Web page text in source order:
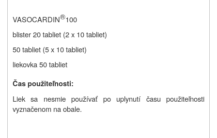
VASOCARDIN®100
blister 20 tabliet (2 x 10 tabliet)
50 tabliet (5 x 10 tabliet)
liekovka 50 tabliet
Čas použiteľnosti:
Liek sa nesmie používať po uplynutí času použiteľnosti
vyznačenom na obale.